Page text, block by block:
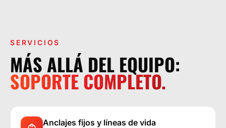
SERVICIOS
MÁS ALLÁ DEL EQUIPO:
SOPORTE COMPLETO.
Anclajes fijos y líneas de vida